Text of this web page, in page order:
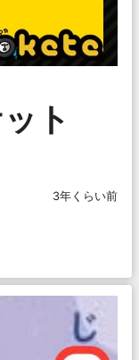
ト
3年くらい前